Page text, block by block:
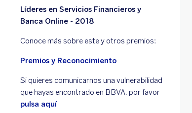
Líderes en Servicios Financieros y
Banca Online - 2018
Conoce más sobre este y otros premios:
Premios y Reconocimiento
Si quieres comunicarnos una vulnerabilidad
que hayas encontrado en BBVA, por favor
pulsa aquí